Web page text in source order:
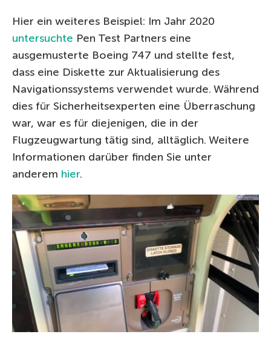
Hier ein weiteres Beispiel: Im Jahr 2020
untersuchte Pen Test Partners eine
ausgemusterte Boeing 747 und stellte fest,
dass eine Diskette zur Aktualisierung des
Navigationssystems verwendet wurde. Während
dies für Sicherheitsexperten eine Überraschung
war, war es für diejenigen, die in der
Flugzeugwartung tätig sind, alltäglich. Weitere
Informationen darüber finden Sie unter
anderem hier.